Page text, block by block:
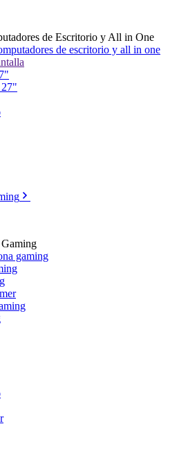
de Escritorio y All in One
de escritorio y all in one
27"
gaming